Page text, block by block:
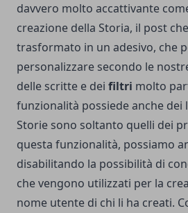
davvero molto accattivante
creazione della Storia, il post
trasformato in un adesivo, che
personalizzare secondo le
delle scritte e dei filtri molto
funzionalità possiede anche
Storie sono soltanto quelli dei
questa funzionalità, possiamo
disabilitando la possibilità di
che vengono utilizzati per la
nome utente di chi li ha creati.